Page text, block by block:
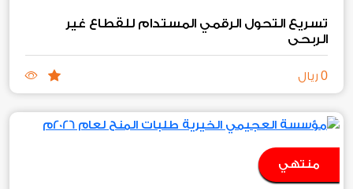
تسريع التحول الرقمي المستدام للقطاع غير
الربحي
0 ريال
منتهي